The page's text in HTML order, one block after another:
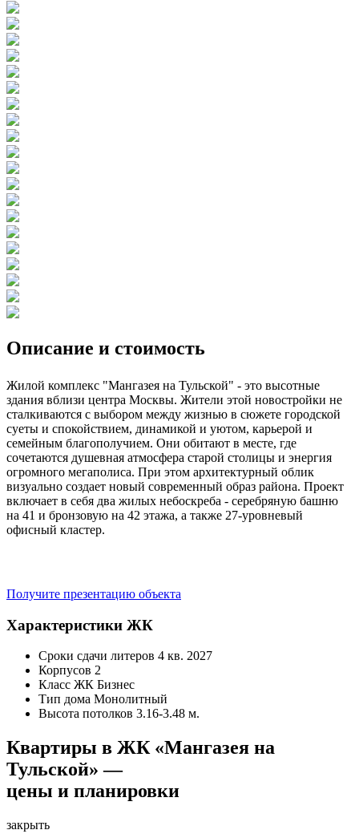
Описание и стоимость
Жилой комплекс "Мангазея на Тульской" - это высотные
здания вблизи центра Москвы. Жители этой новостройки не
сталкиваются с выбором между жизнью в сюжете городской
суеты и спокойствием, динамикой и уютом, карьерой и
семейным благополучием. Они обитают в месте, где
сочетаются душевная атмосфера старой столицы и энергия
огромного мегаполиса. При этом архитектурный облик
визуально создает новый современный образ района. Проект
включает в себя два жилых небоскреба - серебряную башню
на 41 и бронзовую на 42 этажа, а также 27-уровневый
офисный кластер.
Получите презентацию объекта
Характеристики ЖК
Сроки сдачи литеров 4 кв. 2027
Корпусов 2
Класс ЖК Бизнес
Тип дома Монолитный
Высота потолков 3.16-3.48 м.
Квартиры в ЖК «Мангазея на
Тульской» —
цены и планировки
закрыть